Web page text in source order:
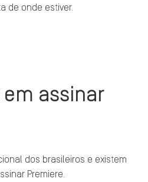
de onde estiver.
assinar
dos brasileiros e existem
Premiere.